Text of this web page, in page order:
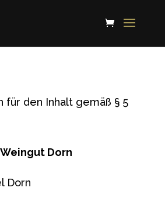
für den Inhalt gemäß § 5
Dorn
Dorn